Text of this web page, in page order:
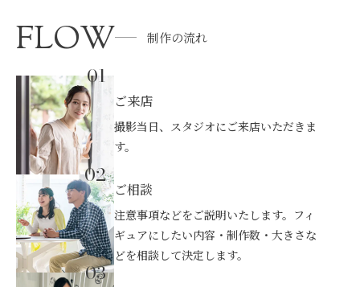
FLOW 制作の流れ
01
ご来店
撮影当日、スタジオにご来店いただきま
す。
02
ご相談
注意事項などをご説明いたします。フィ
ギュアにしたい内容・制作数・大きさな
どを相談して決定します。
03